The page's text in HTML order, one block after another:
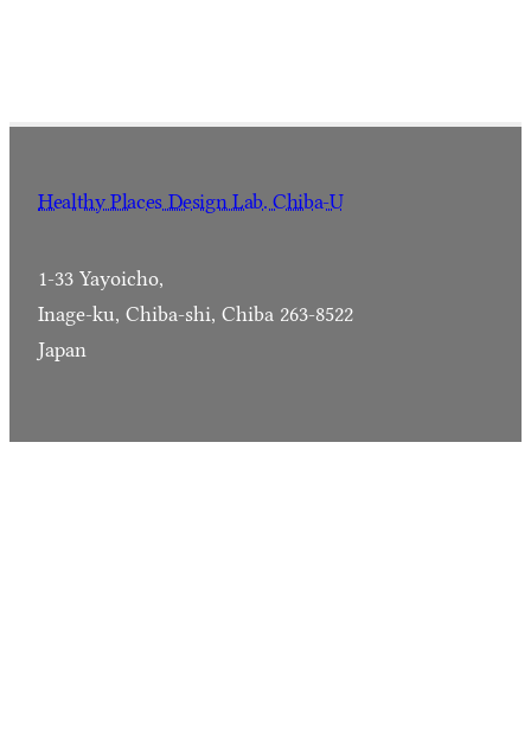
Healthy Places Design Lab. Chiba-U
1-33 Yayoicho,
Inage-ku, Chiba-shi, Chiba 263-8522
Japan